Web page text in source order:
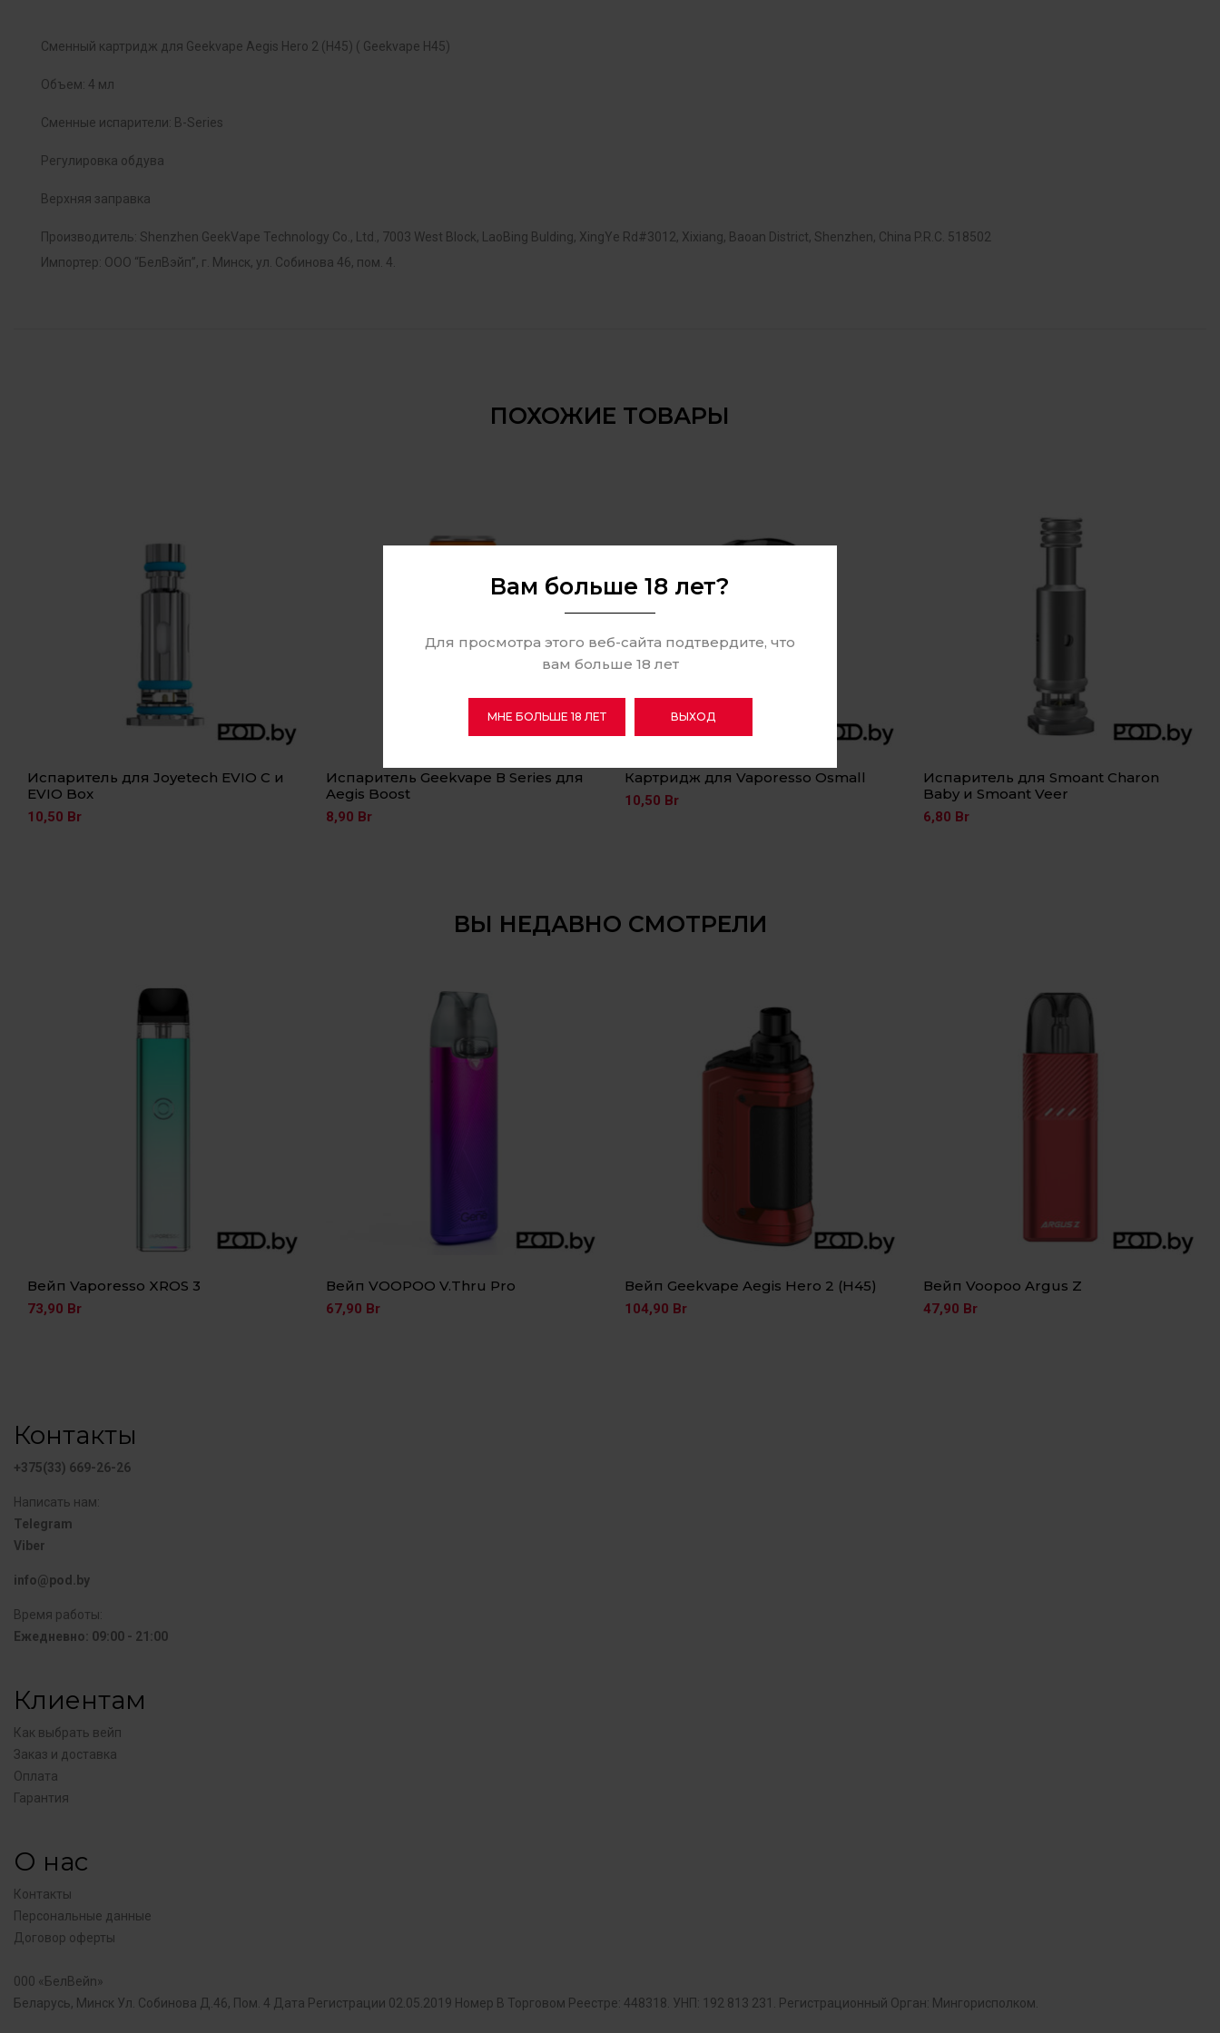
Сменный картридж для Geekvape Aegis Hero 2 (H45) ( Geekvape H45)
Объем: 4 мл
Сменные испарители: B-Series
Регулировка обдува
Верхняя заправка
Производитель: Shenzhen GeekVape Technology Co., Ltd., 7003 West Block, LaoBing Bulding, XingYe Rd#3012, Xixiang, Baoan District, Shenzhen, China P.R.C. 518502
Импортер: ООО “БелВэйп”, г. Минск, ул. Собинова 46, пом. 4.
ПОХОЖИЕ ТОВАРЫ
Испаритель для Joyetech EVIO C и
EVIO Box
10,50 Br
Испаритель Geekvape В Series для
Aegis Boost
8,90 Br
Картридж для Vaporesso Osmall
10,50 Br
Испаритель для Smoant Charon
Baby и Smoant Veer
6,80 Br
ВЫ НЕДАВНО СМОТРЕЛИ
Вейп Vaporesso XROS 3
73,90 Br
Вейп VOOPOO V.Thru Pro
67,90 Br
Вейп Geekvape Aegis Hero 2 (H45)
104,90 Br
Вейп Voopoo Argus Z
47,90 Br
Контакты
+375(33) 669-26-26
Написать нам:
Telegram
Viber
info@pod.by
Время работы:
Ежедневно: 09:00 - 21:00
Клиентам
Как выбрать вейп
Заказ и доставка
Оплата
Гарантия
О нас
Контакты
Персональные данные
Договор оферты
000 «БелBeйn»
Беларусь, Минск Ул. Coбиновa Д.46, Пом. 4 Дата Регистрации 02.05.2019 Номер В Торговом Реестре: 448318. УНП: 192 813 231. Регистрационный Орган: Мингорисполком.
Вам больше 18 лет?
Для просмотра этого веб-сайта подтвердите, что
вам больше 18 лет
МНЕ БОЛЬШЕ 18 ЛЕТ ВЫХОД